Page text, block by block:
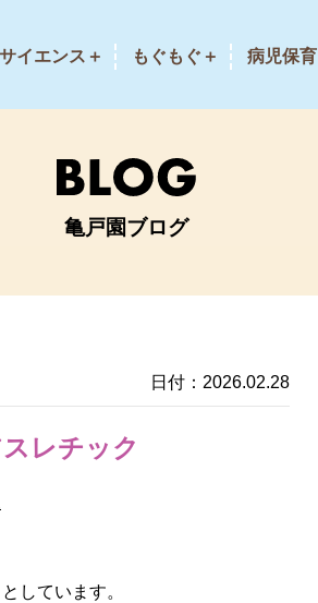
サイエンス＋ もぐもぐ＋ 病児保育
亀戸園ブログ
日付：2026.02.28
レチック
しています。